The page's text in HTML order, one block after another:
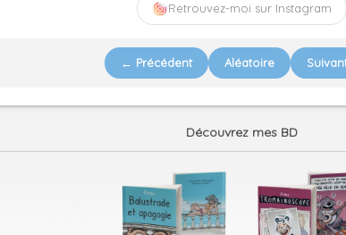
Retrouvez-moi sur Instagram
← Précédent Aléatoire
Découvrez mes BD